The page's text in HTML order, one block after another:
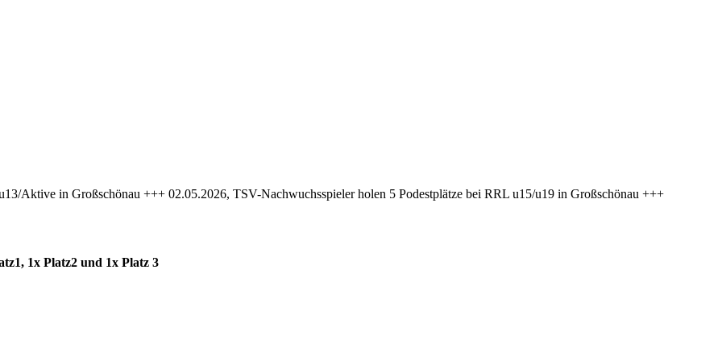
Aktive in Großschönau +++ 02.05.2026, TSV-Nachwuchsspieler holen 5 Podestplätze bei RRL u15/u19 in Großschönau +++
1x Platz2 und 1x Platz 3